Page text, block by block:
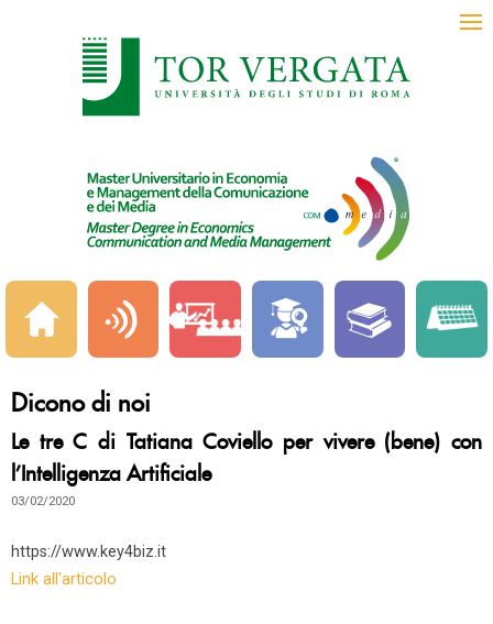
Dicono di noi
Le tre C di Tatiana Coviello per vivere (bene) con
l’Intelligenza Artificiale
03/02/2020
https://www.key4biz.it
Link all'articolo